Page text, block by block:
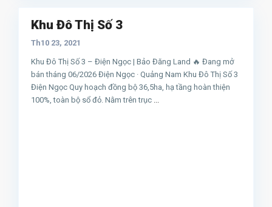
Khu Đô Thị Số 3
Th10 23, 2021
Khu Đô Thị Số 3 – Điện Ngọc | Bảo Đăng Land 🔥 Đang mở
bán tháng 06/2026 Điện Ngọc · Quảng Nam Khu Đô Thị Số 3
Điện Ngọc Quy hoạch đồng bộ 36,5ha, hạ tầng hoàn thiện
100%, toàn bộ sổ đỏ. Nằm trên trục ...